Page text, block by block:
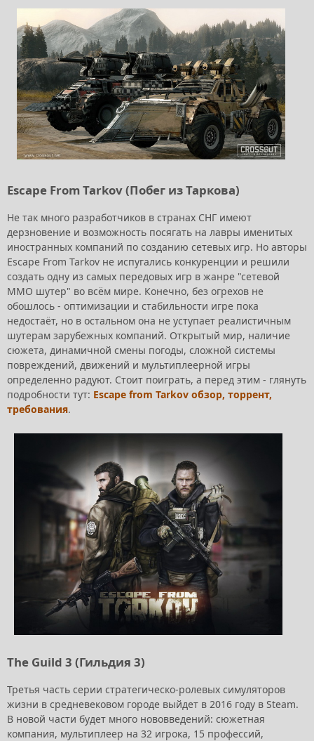
Escape From Tarkov (Побег из Таркова)
Не так много разработчиков в странах СНГ имеют
дерзновение и возможность посягать на лавры именитых
иностранных компаний по созданию сетевых игр. Но авторы
Escape From Tarkov не испугались конкуренции и решили
создать одну из самых передовых игр в жанре "сетевой
ММО шутер" во всём мире. Конечно, без огрехов не
обошлось - оптимизации и стабильности игре пока
недостаёт, но в остальном она не уступает реалистичным
шутерам зарубежных компаний. Открытый мир, наличие
сюжета, динамичной смены погоды, сложной системы
повреждений, движений и мультиплеерной игры
определенно радуют. Стоит поиграть, а перед этим - глянуть
подробности тут: Escape from Tarkov обзор, торрент,
требования.
The Guild 3 (Гильдия 3)
Третья часть серии стратегическо-ролевых симуляторов
жизни в средневековом городе выйдет в 2016 году в Steam.
В новой части будет много нововведений: сюжетная
компания, мультиплеер на 32 игрока, 15 профессий,